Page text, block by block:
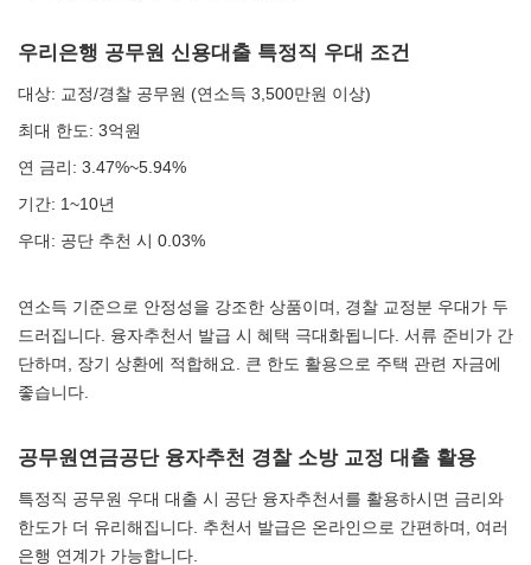
우리은행 공무원 신용대출 특정직 우대 조건
대상: 교정/경찰 공무원 (연소득 3,500만원 이상)
최대 한도: 3억원
연 금리: 3.47%~5.94%
기간: 1~10년
우대: 공단 추천 시 0.03%
연소득 기준으로 안정성을 강조한 상품이며, 경찰 교정분 우대가 두
드러집니다. 융자추천서 발급 시 혜택 극대화됩니다. 서류 준비가 간
단하며, 장기 상환에 적합해요. 큰 한도 활용으로 주택 관련 자금에
좋습니다.
공무원연금공단 융자추천 경찰 소방 교정 대출 활용
특정직 공무원 우대 대출 시 공단 융자추천서를 활용하시면 금리와
한도가 더 유리해집니다. 추천서 발급은 온라인으로 간편하며, 여러
은행 연계가 가능합니다.